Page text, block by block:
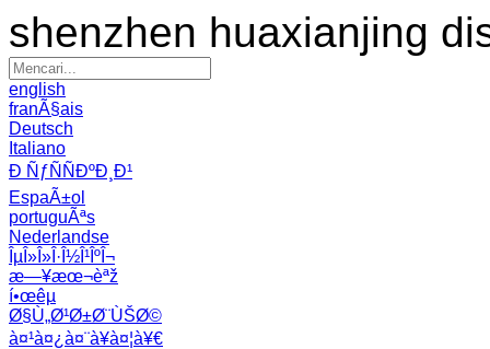
shenzhen huaxianjing
english
franÃ§ais
Deutsch
Italiano
Ð ÑƒÑÑÐºÐ¸Ð¹
EspaÃ±ol
portuguÃªs
Nederlandse
ÎµÎ»Î»Î·Î½Î¹ÎºÎ¬
æ—¥æœ¬èªž
í•œêµ­
Ø§Ù„Ø¹Ø±Ø¨ÙŠØ©
à¤¹à¤¿à¤¨à¥à¤¦à¥€